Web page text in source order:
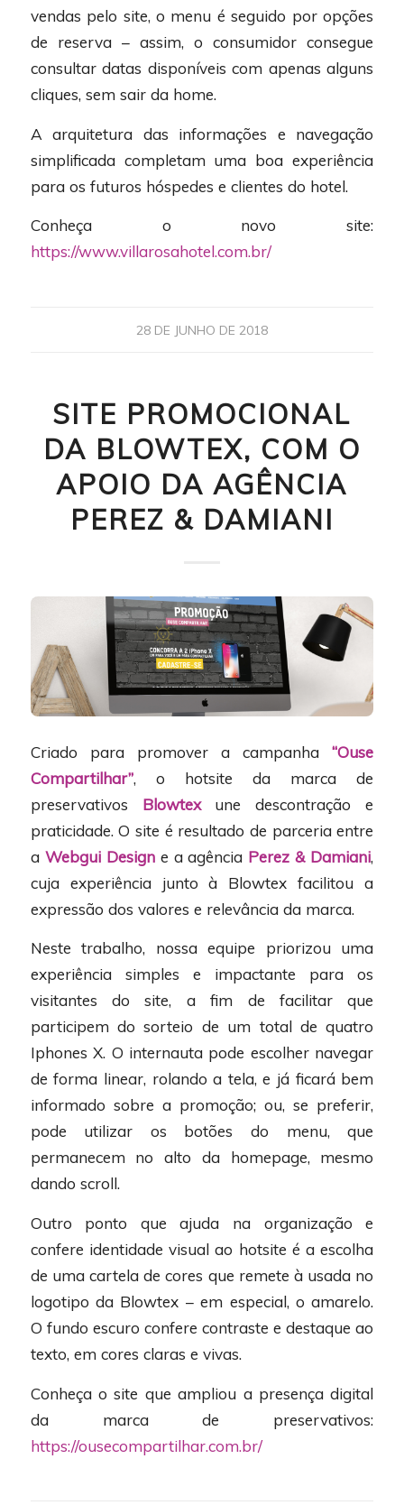
vendas pelo site, o menu é seguido por opções
de reserva – assim, o consumidor consegue
consultar datas disponíveis com apenas alguns
cliques, sem sair da home.
A arquitetura das informações e navegação
simplificada completam uma boa experiência
para os futuros hóspedes e clientes do hotel.
Conheça o novo site:
https://www.villarosahotel.com.br/
28 DE JUNHO DE 2018
SITE PROMOCIONAL
DA BLOWTEX, COM O
APOIO DA AGÊNCIA
PEREZ & DAMIANI
Criado para promover a campanha“Ouse
Compartilhar”, o hotsite da marca de
preservativos Blowtexune descontração e
praticidade. O site é resultado de parceria entre
a Webgui Designe a agência Perez & Damiani,
cuja experiência junto à Blowtex facilitou a
expressão dos valores e relevância da marca.
Neste trabalho, nossa equipe priorizou uma
experiência simples e impactante para os
visitantes do site, a fim de facilitar que
participem do sorteio de um total de quatro
Iphones X. O internauta pode escolher navegar
de forma linear, rolando a tela, e já ficará bem
informado sobre a promoção; ou, se preferir,
pode utilizar os botões do menu, que
permanecem no alto da homepage, mesmo
dando scroll.
Outro ponto que ajuda na organização e
confere identidade visual ao hotsite é a escolha
de uma cartela de cores que remete à usada no
logotipo da Blowtex – em especial, o amarelo.
O fundo escuro confere contraste e destaque ao
texto, em cores claras e vivas.
Conheça o site que ampliou a presença digital
da marca de preservativos:
https://ousecompartilhar.com.br/